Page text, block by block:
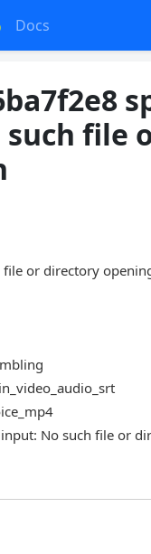
Docs
file
or directory
No such file or